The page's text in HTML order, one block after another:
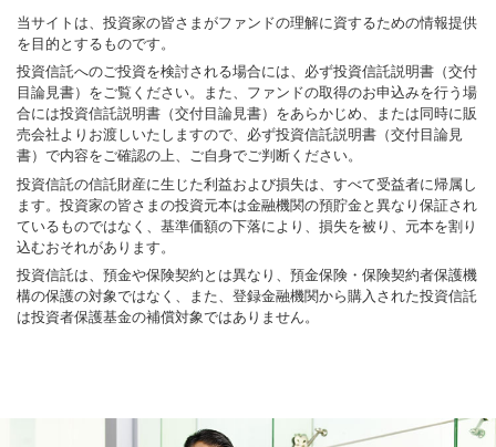
当サイトは、投資家の皆さまがファンドの理解に資するための情報提供
を目的とするものです。
投資信託へのご投資を検討される場合には、必ず投資信託説明書（交付
目論見書）をご覧ください。また、ファンドの取得のお申込みを行う場
合には投資信託説明書（交付目論見書）をあらかじめ、または同時に販
売会社よりお渡しいたしますので、必ず投資信託説明書（交付目論見
書）で内容をご確認の上、ご自身でご判断ください。
投資信託の信託財産に生じた利益および損失は、すべて受益者に帰属し
ます。投資家の皆さまの投資元本は金融機関の預貯金と異なり保証され
ているものではなく、基準価額の下落により、損失を被り、元本を割り
込むおそれがあります。
投資信託は、預金や保険契約とは異なり、預金保険・保険契約者保護機
構の保護の対象ではなく、また、登録金融機関から購入された投資信託
は投資者保護基金の補償対象ではありません。